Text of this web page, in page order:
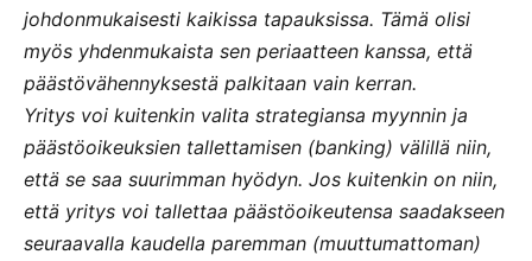
johdonmukaisesti kaikissa tapauksissa. Tämä olisi
myös yhdenmukaista sen periaatteen kanssa, että
päästövähennyksestä palkitaan vain kerran.
Yritys voi kuitenkin valita strategiansa myynnin ja
päästöoikeuksien tallettamisen (banking) välillä niin,
että se saa suurimman hyödyn. Jos kuitenkin on niin,
että yritys voi tallettaa päästöoikeutensa saadakseen
seuraavalla kaudella paremman (muuttumattoman)